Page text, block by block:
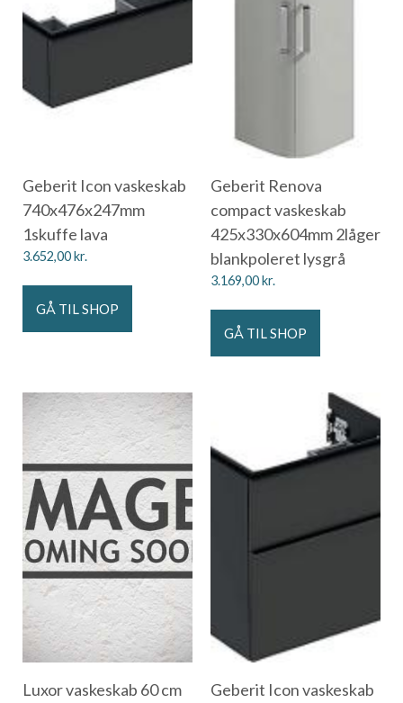
Geberit Icon vaskeskab
740x476x247mm
1skuffe lava
3.652,00kr.
GÅ TIL SHOP
Geberit Renova
compact vaskeskab
425x330x604mm 2låger
blankpoleret lysgrå
3.169,00kr.
GÅ TIL SHOP
Luxor vaskeskab 60 cm
Geberit Icon vaskeskab